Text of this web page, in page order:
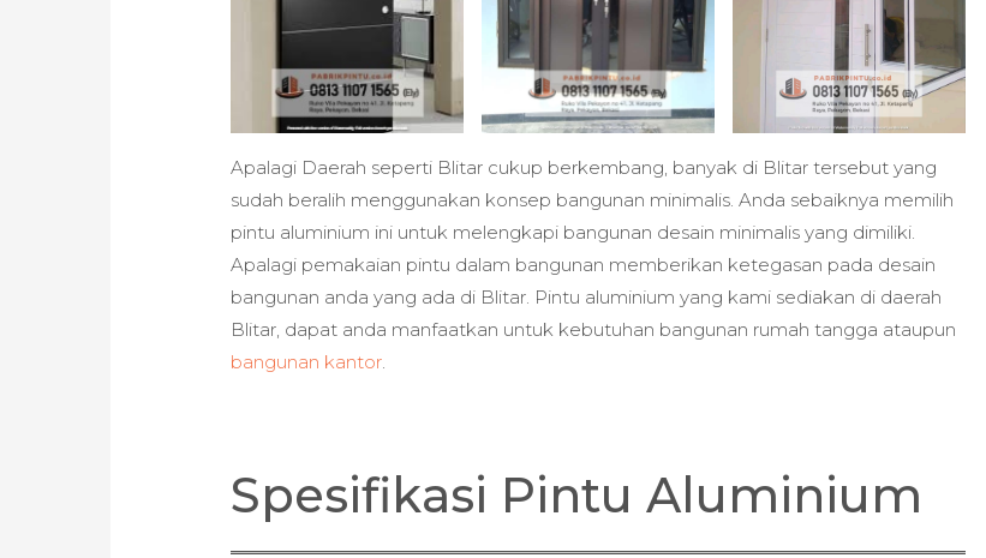
Apalagi Daerah seperti Blitar cukup berkembang, banyak di Blitar tersebut yang
sudah beralih menggunakan konsep bangunan minimalis. Anda sebaiknya memilih
pintu aluminium ini untuk melengkapi bangunan desain minimalis yang dimiliki.
Apalagi pemakaian pintu dalam bangunan memberikan ketegasan pada desain
bangunan anda yang ada di Blitar. Pintu aluminium yang kami sediakan di daerah
Blitar, dapat anda manfaatkan untuk kebutuhan bangunan rumah tangga ataupun
bangunan kantor.
Spesifikasi Pintu Aluminium